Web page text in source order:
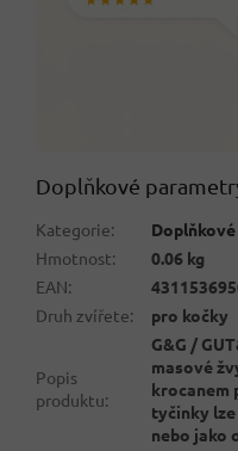
Doplňkové
Kategorie:
Hmotnost:
0.06 kg
EAN:
Druh zvířete: pro kočky
Popis
produktu:
G&G /
masové
krocanem
tyčinky
nebo jako